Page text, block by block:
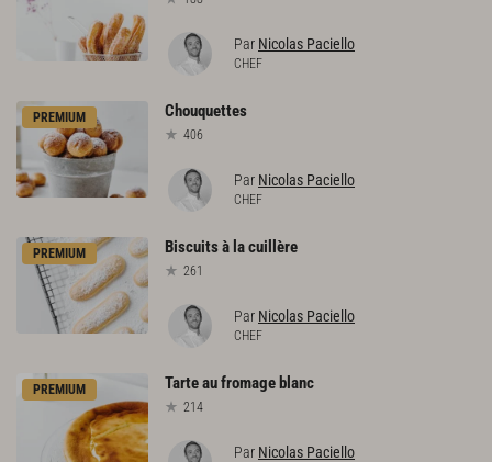
Par Nicolas Paciello
CHEF
PREMIUM Chouquettes
406
Par Nicolas Paciello
CHEF
PREMIUM Biscuitsà lacuillère
261
Par Nicolas Paciello
CHEF
PREMIUM Tarteaufromage blanc
214
Par Nicolas Paciello